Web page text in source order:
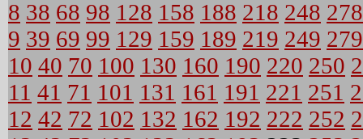
8 38 68 98 128 158 188 218 248 278
9 39 69 99 129 159 189 219 249 279
10 40 70 100 130 160 190 220 250
11 41 71 101 131 161 191 221 251
12 42 72 102 132 162 192 222 252